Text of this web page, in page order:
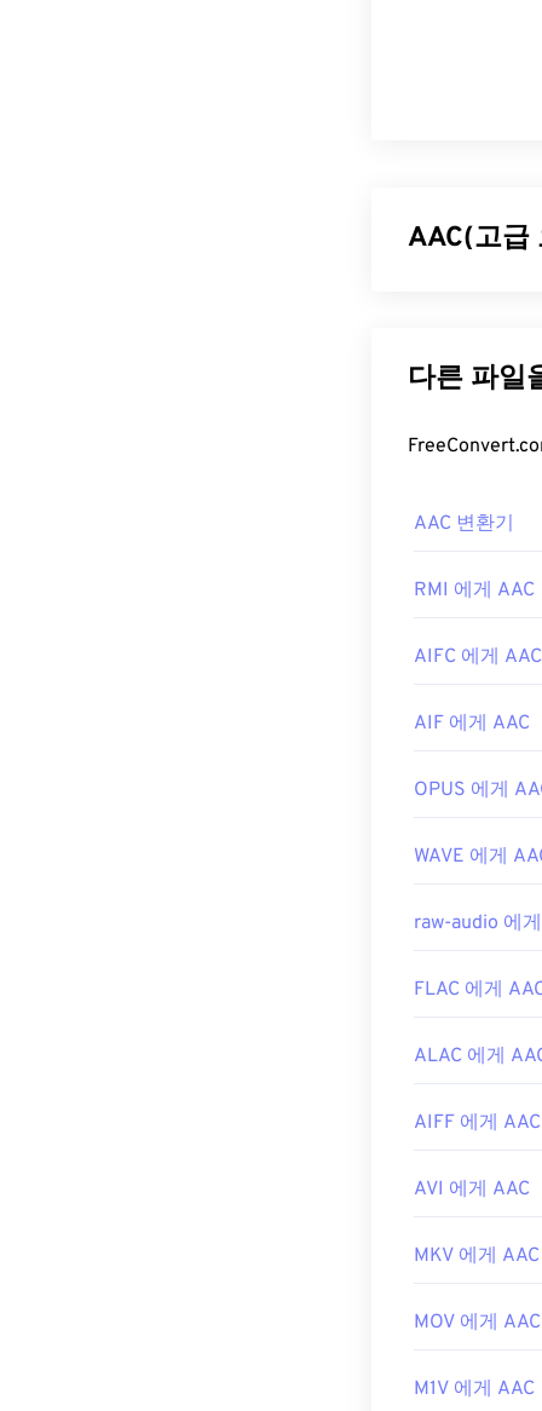
AAC(고급
Nintendo,
덱으로 지정
최상의 결과를
그램과 소프트
와 같은 대부
유용한 링크:
https://
AAC 변환기
RMI 에게 AAC
AIFC 에게 AAC
AIF 에게 AAC
OPUS 에게
WAVE 에게
raw-audio 에
FLAC 에게
ALAC 에게
AIFF 에게 AAC
AVI 에게 AAC
MKV 에게 AAC
MOV 에게 AAC
M1V 에게 AAC